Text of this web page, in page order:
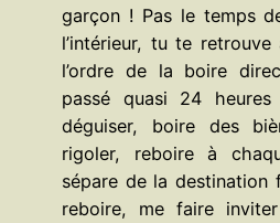
garçon ! Pas le temps
l’intérieur, tu te
l’ordre de la boire
passé quasi 24
déguiser, boire des
rigoler, reboire à
sépare de la destination
reboire, me faire